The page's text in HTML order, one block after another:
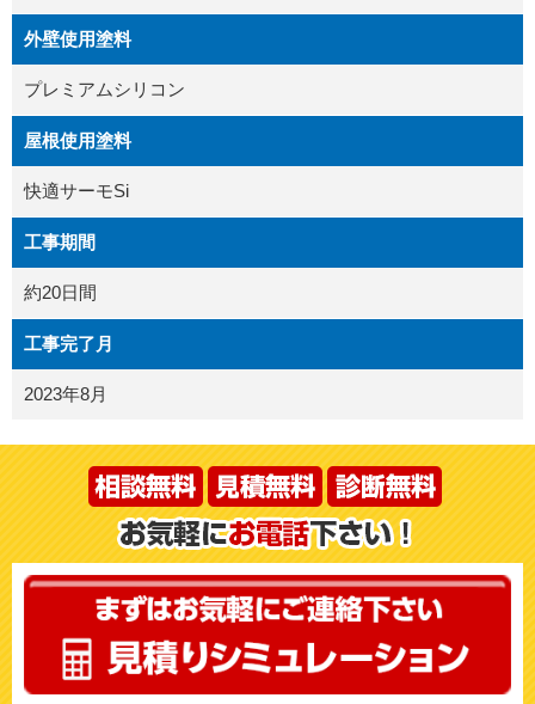
外壁使用塗料
プレミアムシリコン
屋根使用塗料
快適サーモSi
工事期間
約20日間
工事完了月
2023年8月